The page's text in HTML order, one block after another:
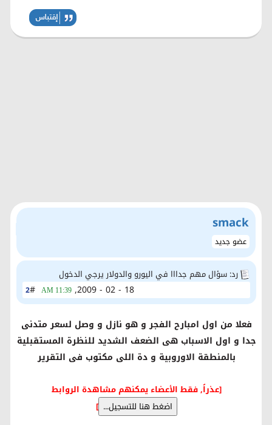
smack
عضو جديد
رد: سؤال مهم جدااا في اليورو والدولار يرجي الدخول
2# 18 - 02 - 2009,
11:39 AM
فعلا من اول امبارح الفجر و هو نازل و وصل لسعر متدنى
جدا و اول الاسباب هى الضعف الشديد للنظرة المستقبلية
بالمنطقة الاوروبية و دة اللى مكتوب فى التقرير
[عذراً, فقط الأعضاء يمكنهم مشاهدة الروابط
]